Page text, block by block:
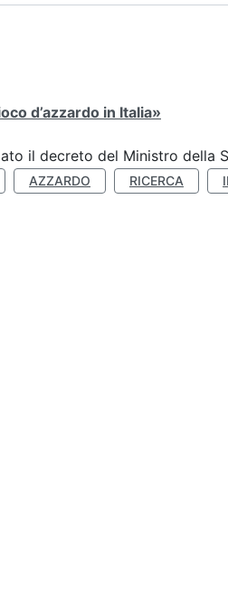
d’azzardo in Italia»
il decreto del Ministro della
AZZARDO RICERCA